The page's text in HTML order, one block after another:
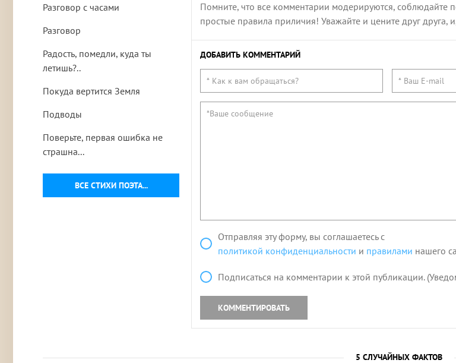
ВСЕ СТИХИ ПОЭТА...
Разговор с часами
Разговор
Радость, помедли, куда ты
летишь?..
Покуда вертится Земля
Подводы
Поверьте, первая ошибка не
страшна...
Помните, что все комментарии модерируются, соблюдайте
простые правила приличия! Уважайте и цените друг друга,
ДОБАВИТЬ КОММЕНТАРИЙ
Отправляя эту форму, вы соглашаетесь с
политикой конфиденциальности и правилами нашего
Подписаться на комментарии к этой публикации.
КОММЕНТИРОВАТЬ
5 СЛУЧАЙНЫХ ФАКТОВ